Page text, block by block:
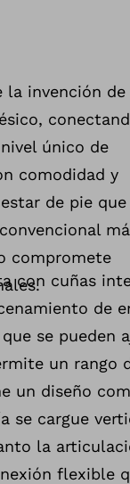
la invención
único de
comodidad y
de pie que
compromete
con cuñas
de
se pueden
un rango
un diseño
se cargue
la
flexible